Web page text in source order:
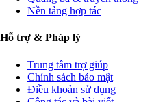
Nền tảng hợp tác
Hỗ trợ & Pháp lý
Trung tâm trợ giúp
Chính sách bảo mật
Điều khoản sử dụng